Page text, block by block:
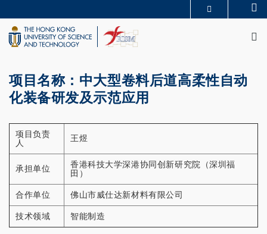
to
main
content
UNIVERSITY NEWS
LIFE@HKUST
项目名称： 中大型卷料后道高柔性自动
化装备研发及示范应用
项目负责
人
王煜
承担单位
香港科技大学深港协同创新研究院（深圳福
田）
合作单位 佛山市威仕达新材料有限公司
技术领域 智能制造